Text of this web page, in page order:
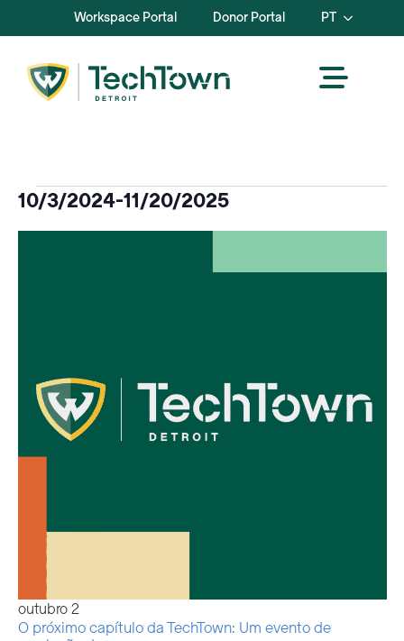
Workspace Portal Donor Portal PT
Eventos
10/3/2024-11/20/2025
vista
de
fotografias
outubro 2
O próximo capítulo da TechTown: Um evento de